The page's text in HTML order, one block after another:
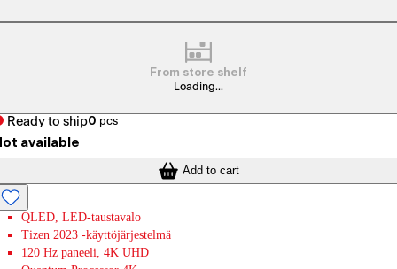
From store shelf
Loading...
Ready to ship0 pcs
available
Add to cart
QLED, LED-taustavalo
Tizen 2023 -käyttöjärjestelmä
120 Hz paneeli, 4K UHD